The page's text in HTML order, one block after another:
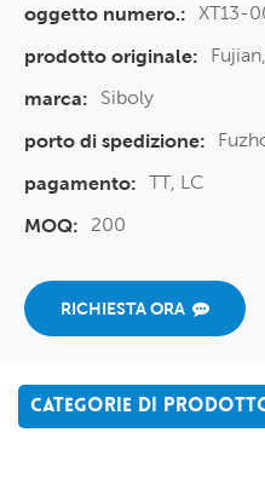
oggetto numero.: XT13-
prodotto originale:
marca:
Siboly
porto di spedizione:
pagamento: TT, LC
MOQ:
200
RICHIESTA ORA
CATEGORIE DI